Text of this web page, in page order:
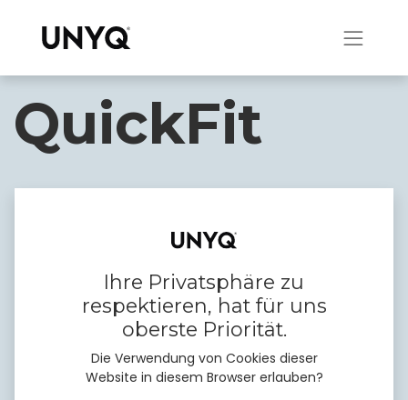
QuickFit
Cover für Schutz unterwegs
Ihre Privatsphäre zu
respektieren, hat für uns
oberste Priorität.
Die Verwendung von Cookies dieser
Website in diesem Browser erlauben?